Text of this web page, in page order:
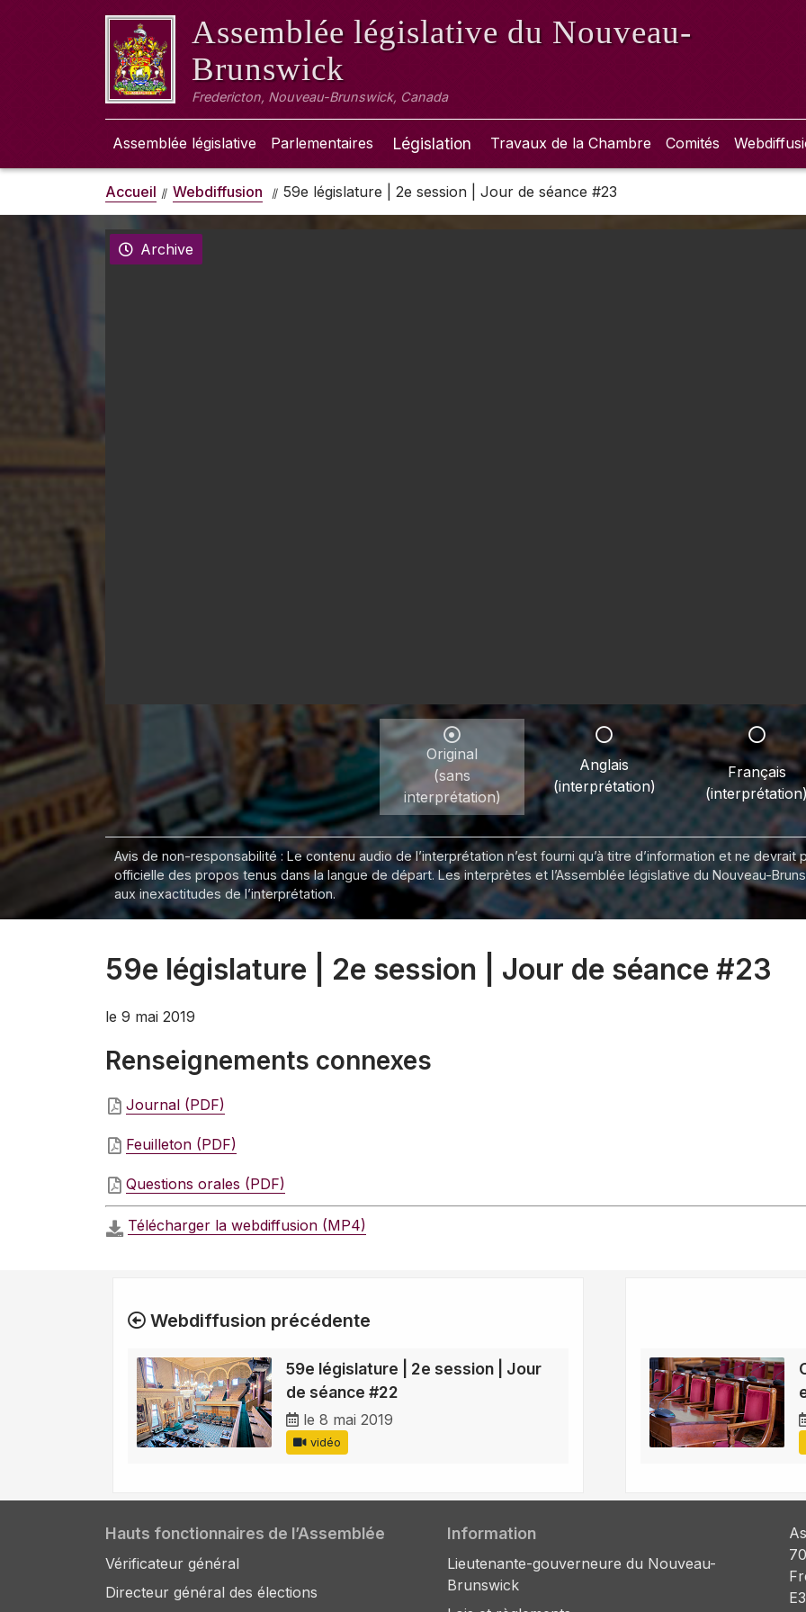
Assemblée législative du Nouveau-
Brunswick
Fredericton, Nouveau-Brunswick, Canada
Assemblée législative Parlementaires Législation Travaux de la Chambre Comités
Accueil Webdiffusion 59e législature | 2e session | Jour de séance #23
Archive
Original
(sans
interprétation)
Anglais
(interprétation)
Français
Avis de non-responsabilité : Le contenu audio de l’interprétation n’est fourni qu’à titre d’information et ne
officielle des propos tenus dans la langue de départ. Les interprètes et l’Assemblée législative du Nouveau-
aux inexactitudes de l’interprétation.
59e législature | 2e session | Jour de séance #23
le 9 mai 2019
Renseignements connexes
Journal (PDF)
Feuilleton (PDF)
Questions orales (PDF)
Télécharger la webdiffusion (MP4)
Webdiffusion précédente
59e législature | 2e session | Jour
de séance #22
le 8 mai 2019
vidéo
Hauts fonctionnaires de l’Assemblée
Vérificateur général
Directeur général des élections
Information
Lieutenante-gouverneure du Nouveau-
Brunswick